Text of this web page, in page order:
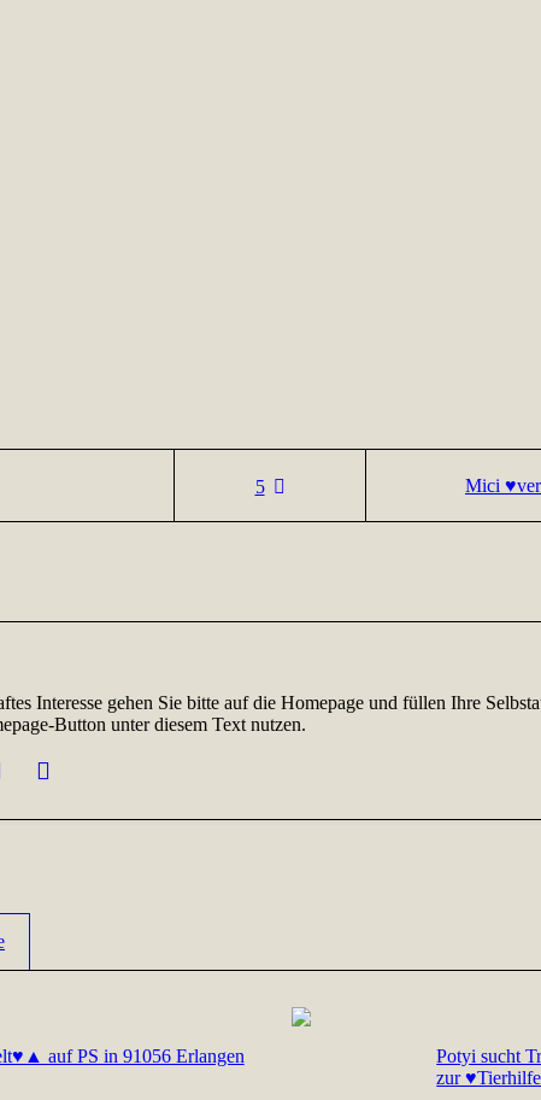
5 Mici
Interesse gehen Sie bitte auf die Homepage und füllen Ihre
Button unter diesem Text nutzen.
auf PS in 91056 Erlangen
Potyi sucht
zur